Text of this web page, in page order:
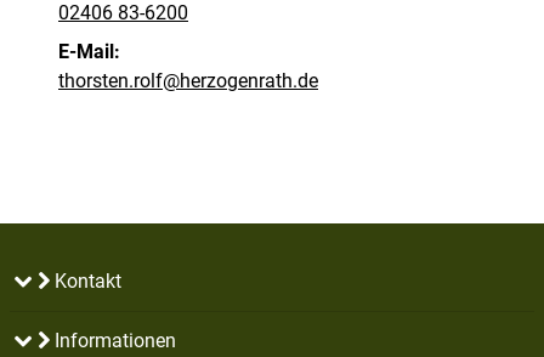
02406 83-6200
E-Mail:
thorsten.rolf@herzogenrath.de
Kontakt
Informationen